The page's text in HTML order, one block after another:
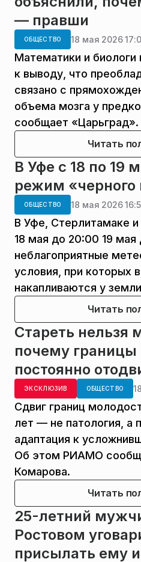
— правши
ОБЩЕСТВО 18 мая 2026
Математики и
к выводу, что
связано с
объема мозга у
сообщает «Царьград».
Читать
В Уфе с 18 по 19
режим «черного
ОБЩЕСТВО 18 мая 2026
В Уфе, Стерлитамаке
18 мая до 20:00 19 мая
неблагоприятные
условия, при которых
накапливаются у
Читать
Стареть нельзя
почему
постоянно
ЭКСКЛЮЗИВ ОБЩЕСТВО
Сдвиг границ
лет — не патология, а
адаптация к
Об этом РИАМО
Комарова.
Читать
25-летний
Ростовом
присылать ему